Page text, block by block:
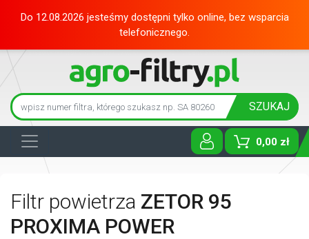
Do 12.08.2026 jesteśmy dostępni tylko online, bez wsparcia
telefonicznego.
SZUKAJ
0,00 zł
Toggle
Filtr powietrza ZETOR 95
PROXIMA POWER